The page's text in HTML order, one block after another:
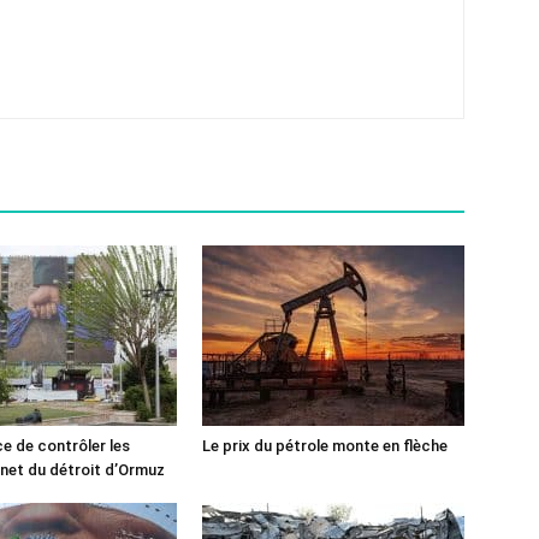
de contrôler les
du détroit d’Ormuz
Le prix du pétrole monte en flèche